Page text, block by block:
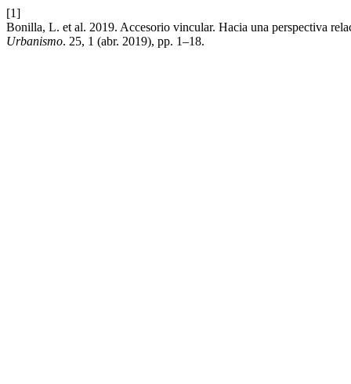
[1]
Bonilla, L. et al. 2019. Accesorio vincular. Hacia una perspectiva
Urbanismo. 25, 1 (abr. 2019), pp. 1–18.